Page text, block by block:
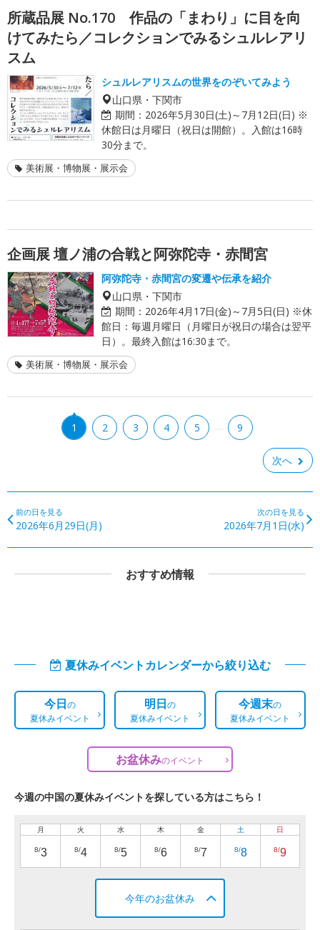
所蔵品展 No.170 作品の「まわり」に目を向
けてみたら／コレクションでみるシュルレアリ
スム
シュルレアリスムの世界をのぞいてみよう
山口県・下関市
期間： 2026年5月30日(土)～7月12日(日) ※
休館日は月曜日（祝日は開館）。入館は16時
30分まで。
美術展・博物展・展示会
企画展 壇ノ浦の合戦と阿弥陀寺・赤間宮
阿弥陀寺・赤間宮の変遷や伝承を紹介
山口県・下関市
期間： 2026年4月17日(金)～7月5日(日) ※休
館日：毎週月曜日（月曜日が祝日の場合は翌平
日）。最終入館は16:30まで。
美術展・博物展・展示会
1 2 3 4 5 … 9
次へ
前の日を見る
2026年6月29日(月)
次の日を見る
2026年7月1日(水)
おすすめ情報
夏休みイベントカレンダーから絞り込む
今日の
夏休みイベント
明日の
夏休みイベント
今週末の
夏休みイベント
お盆休みのイベント
今週の中国の夏休みイベントを探している方はこちら！
月
8/3
火
8/4
水
8/5
木
8/6
金
8/7
土
8/8
日
8/9
今年のお盆休み